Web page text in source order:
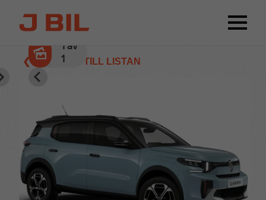
❮ TILLBAKA TILL LISTAN
1av
1